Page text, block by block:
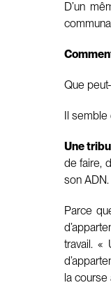
D’un
Que
Il
Une tribu
de faire,
son
Parce
travail. «
la course